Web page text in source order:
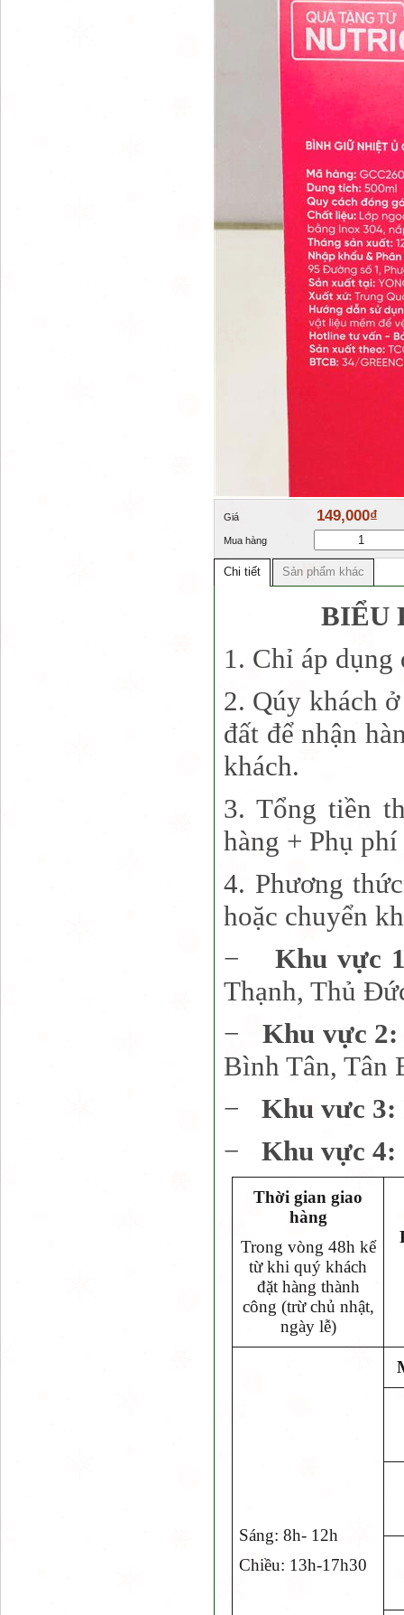
Giá 149,000₫
Mua hàng
Chi tiết Sản phẩm khác
BIỂU
1. Chỉ áp
2. Qúy khách
đất để nhận
khách.
3. Tổng tiền
hàng + Phụ
4. Phương
hoặc chuyển
−
Khu vực
Thạnh, Thủ
−
Khu vực 2:
Bình Tân, Tân
−
Khu vưc 3:
−
Khu vực 4:
Thời gian giao
hàng
Trong vòng 48h kể
từ khi quý khách
đặt hàng thành
công (trừ chủ nhật,
ngày lễ)
Sáng: 8h- 12h
Chiều: 13h-17h30